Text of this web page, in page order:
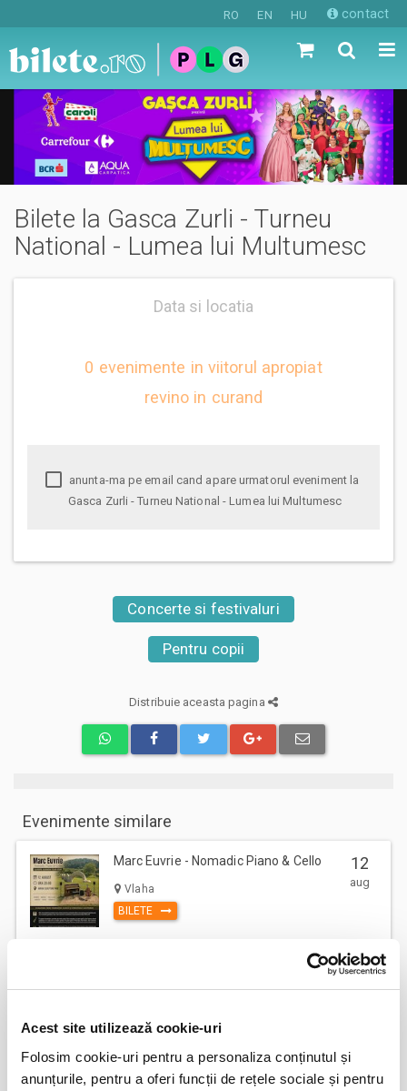
Acest site utilizează cookie-uri
Folosim cookie-uri pentru a personaliza conținutul și
anunțurile, pentru a oferi funcții de rețele sociale și pentru
RO EN HU contact
Bilete la Gasca Zurli - Turneu
National - Lumea lui Multumesc
Data si locatia
0 evenimente in viitorul apropiat
revino in curand
Gasca Zurli - Turneu National - Lumea lui Multumesc
Concerte si festivaluri
Pentru copii
Distribuie aceasta pagina
Evenimente similare
Marc Euvrie - Nomadic Piano & Cello
Vlaha
BILETE
12
aug
BILETE